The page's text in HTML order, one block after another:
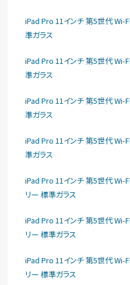
iPad Pro 11インチ 第5世代 Wi-
準ガラス
iPad Pro 11インチ 第5世代 Wi-
準ガラス
iPad Pro 11インチ 第5世代 Wi-
準ガラス
iPad Pro 11インチ 第5世代 Wi-
準ガラス
iPad Pro 11インチ 第5世代
リー 標準ガラス
iPad Pro 11インチ 第5世代
リー 標準ガラス
iPad Pro 11インチ 第5世代
リー 標準ガラス